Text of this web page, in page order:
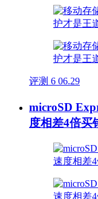
评测 6 06.29
microSD
度相差4倍买